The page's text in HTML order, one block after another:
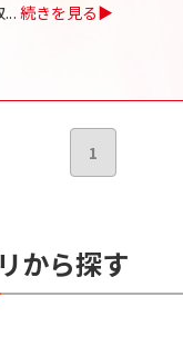
... 続きを見る▶
1
から探す